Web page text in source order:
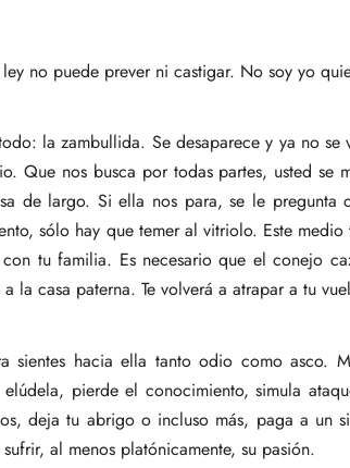
no puede prever ni castigar. No soy yo
la zambullida. Se desaparece y ya no
Que nos busca por todas partes, usted se
de largo. Si ella nos para, se le pregunta
sólo hay que temer al vitriolo. Este
tu familia. Es necesario que el conejo
la casa paterna. Te volverá a atrapar a tu
sientes hacia ella tanto odio como asco.
pierde el conocimiento, simula
deja tu abrigo o incluso más, paga a un
al menos platónicamente, su pasión.